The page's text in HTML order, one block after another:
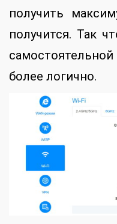
получить
получится. Так
более логично.